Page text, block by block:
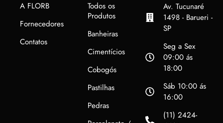
A FLORB
Fornecedores
Contatos
Todos os
Produtos
Banheiras
Cimentícios
Cobogós
Pastilhas
Pedras
Av. Tucunaré
1498 - Barueri -
SP
Seg a Sex
09:00 ás
18:00
Sáb 10:00 ás
16:00
(11) 2424-